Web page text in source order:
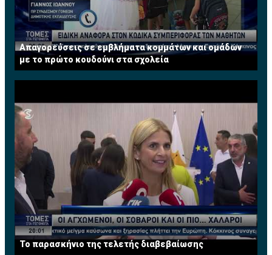
Απαγορεύσεις σε εμβλήματα κομμάτων και ομάδων
με το πρώτο κουδούνι στα σχολεία
Το παρασκήνιο της τελετής διαβεβαίωσης